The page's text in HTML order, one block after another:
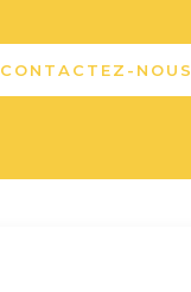
CONTACTEZ-NOUS